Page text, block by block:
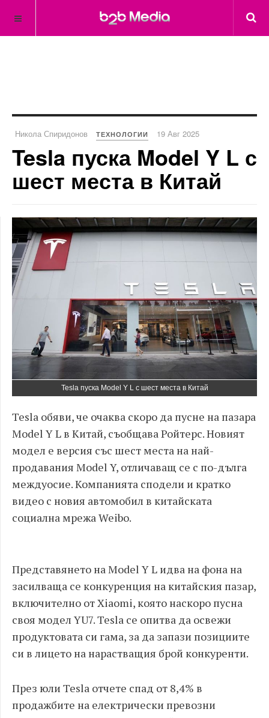
Никола Спиридонов ТЕХНОЛОГИИ 19 Авг 2025
Tesla пуска Model Y L с
шест места в Китай
Tesla пуска Model Y L с шест места в Китай
Tesla обяви, че очаква скоро да пусне на пазара
Model Y L в Китай, съобщава Ройтерс. Новият
модел е версия със шест места на най-
продавания Model Y, отличаващ се с по-дълга
междуосие. Компанията сподели и кратко
видео с новия автомобил в китайската
социална мрежа Weibo.
Представянето на Model Y L идва на фона на
засилваща се конкуренция на китайския пазар,
включително от Xiaomi, която наскоро пусна
своя модел YU7. Tesla се опитва да освежи
продуктовата си гама, за да запази позициите
си в лицето на нарастващия брой конкуренти.
През юли Tesla отчете спад от 8,4% в
продажбите на електрически превозни